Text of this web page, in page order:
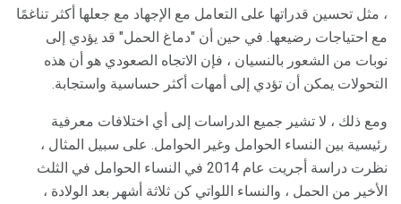
، مثل تحسين قدراتها على التعامل مع الإجهاد مع جعلها أكثر تناغمًا
مع احتياجات رضيعها. في حين أن "دماغ الحمل" قد يؤدي إلى
نوبات من الشعور بالنسيان ، فإن الاتجاه الصعودي هو أن هذه
التحولات يمكن أن تؤدي إلى أمهات أكثر حساسية واستجابة.
ومع ذلك ، لا تشير جميع الدراسات إلى أي اختلافات معرفية
رئيسية بين النساء الحوامل وغير الحوامل. على سبيل المثال ،
نظرت دراسة أجريت عام 2014 في النساء الحوامل في الثلث
الأخير من الحمل ، والنساء اللواتي كن ثلاثة أشهر بعد الولادة ،